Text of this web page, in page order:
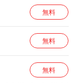
無料
無料
無料